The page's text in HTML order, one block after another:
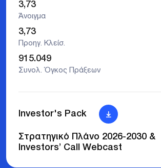
3,73
Άνοιγμα
3,73
Προηγ. Κλείσ.
915.049
Συνολ. Όγκος Πράξεων
Investor's Pack
Στρατηγικό Πλάνο 2026-2030 &
Investors’ Call Webcast